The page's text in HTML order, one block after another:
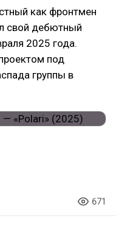
как фронтмен
свой дебютный
2025 года.
под
группы в
671